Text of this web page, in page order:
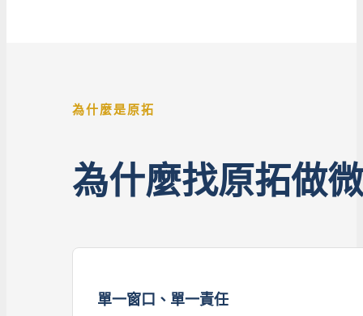
為什麼是原拓
為什麼找原拓做
單一窗口、單一責任